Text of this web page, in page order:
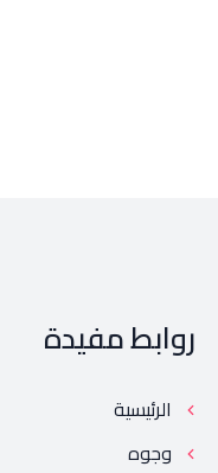
روابط مفيدة
الرئيسية
وجوه